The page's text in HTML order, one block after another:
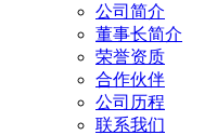
公司简介
董事长简介
荣誉资质
合作伙伴
公司历程
联系我们